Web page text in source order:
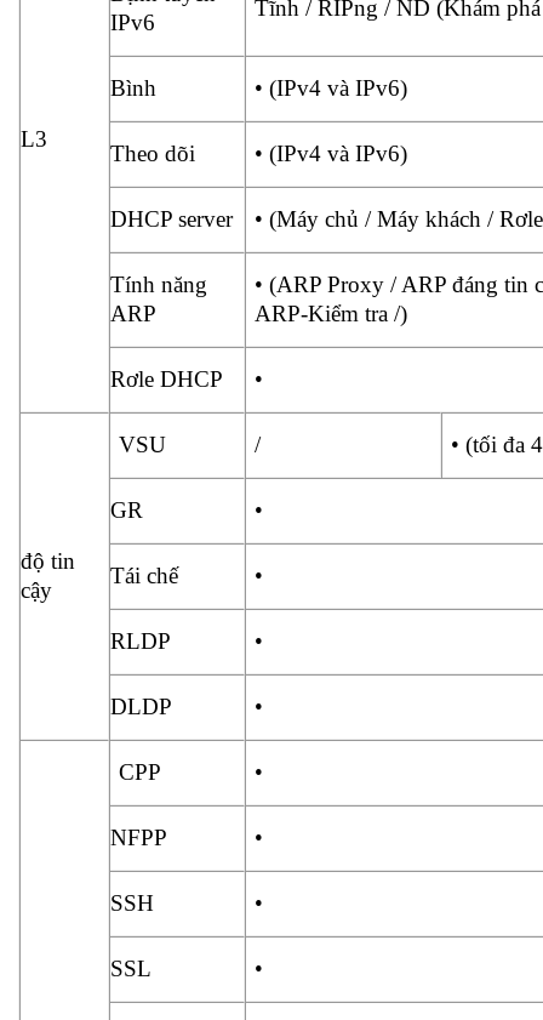
L3
IPv6
Tĩnh / RIPng / ND (Khám
Bình • (IPv4 và IPv6)
Theo dõi • (IPv4 và IPv6)
DHCP server • (Máy chủ / Máy khách /
Tính năng
ARP
• (ARP Proxy / ARP đáng tin
ARP-Kiểm tra /)
Rơle DHCP •
độ tin
cậy
VSU / • (tối đa
GR •
Tái chế •
RLDP •
DLDP •
CPP •
NFPP •
SSH •
SSL •